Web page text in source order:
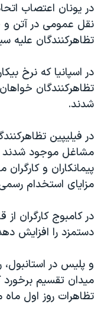
چهل سال گروگان‌گیری
قانون شفافیت دارائی
اسرائیل در جنگ
نرگس محمدی برنده
صفحه‌های ویژه
سفر پرزیدنت ترامپ
در یونان اعتصاب
نقل عمومی در آتن و
تظاهرکنندگان علیه
تظاهرکنندگان
شدند.
در فیلیپین
مشاغل موجود شدند
پیمانکاران و
مزایای استخدام
در کامبوج کارگران
دستمزد را افزایش
و پلیس در استانبول،
میدان تقسیم
تظاهرات روز اول